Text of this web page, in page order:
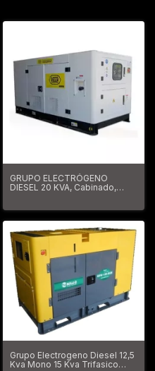
GRUPO ELECTRÓGENO
DIESEL 20 KVA, Cabinado,
Grupo Electrogeno Diesel 12,5
Kva Mono 15 Kva Trifasico